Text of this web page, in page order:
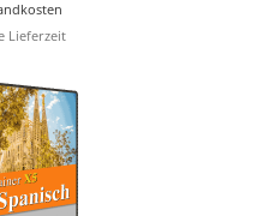
Lieferzeit